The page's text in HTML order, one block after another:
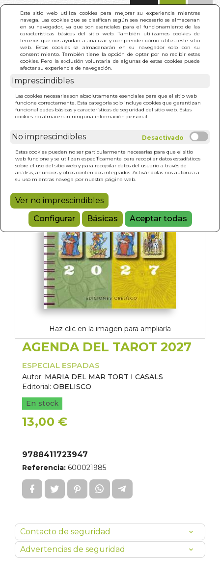
Este sitio web utiliza cookies para mejorar su experiencia mientras
navega. Las cookies que se clasifican según sea necesario se almacenan
en su navegador, ya que son esenciales para el funcionamiento de las
características básicas del sitio web. También utilizamos cookies de
terceros que nos ayudan a analizar y comprender cómo utiliza este sitio
web. Estas cookies se almacenarán en su navegador solo con su
consentimiento. También tiene la opción de optar por no recibir estas
cookies. Pero la exclusión voluntaria de algunas de estas cookies puede
afectar su experiencia de navegación.
Imprescindibles
Las cookies necesarias son absolutamente esenciales para que el sitio web
funcione correctamente. Esta categoría solo incluye cookies que garantizan
funcionalidades básicas y características de seguridad del sitio web. Estas
cookies no almacenan ninguna información personal.
No imprescindibles
Estas cookies pueden no ser particularmente necesarias para que el sitio
web funcione y se utilizan específicamente para recopilar datos estadísticos
sobre el uso del sitio web y para recopilar datos del usuario a través de
análisis, anuncios y otros contenidos integrados. Activándolas nos autoriza a
su uso mientras navega por nuestra página web.
Ver no imprescindibles
Configurar
Básicas Aceptar todas
INICIO > AGENDA DEL TAROT 2027
Haz clic en la imagen para ampliarla
AGENDA DEL TAROT 2027
ESPECIAL ESPADAS
Autor: MARIA DEL MAR TORT I CASALS
Editorial: OBELISCO
En stock
13,00 €
9788411723947
Referencia: 600021985
Contacto de seguridad
Advertencias de seguridad